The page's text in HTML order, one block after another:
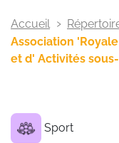
Accueil
Association
et d' Activités
Sport